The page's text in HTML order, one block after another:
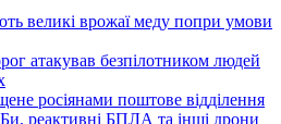
великі врожаї меду попри умови
атакував безпілотником людей
росіянами поштове відділення
реактивні БПЛА та інші дрони